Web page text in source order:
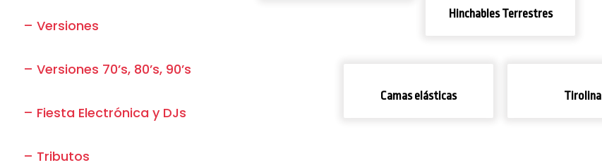
Hinchables Terrestres
Camas elásticas Tirolina
– Versiones
– Versiones 70’s, 80’s, 90’s
– Fiesta Electrónica y DJs
– Tributos